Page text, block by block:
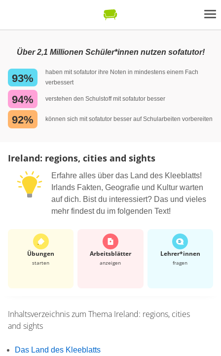
Über 2,1 Millionen Schüler*innen nutzen sofatutor!
93%
haben mit sofatutor ihre Noten in mindestens einem Fach
verbessert
94% verstehen den Schulstoff mit sofatutor besser
92% können sich mit sofatutor besser auf Schularbeiten vorbereiten
Ireland: regions, cities and sights
Erfahre alles über das Land des Kleeblatts!
Irlands Fakten, Geografie und Kultur warten
auf dich. Bist du interessiert? Das und vieles
mehr findest du im folgenden Text!
Übungen
starten
Arbeits­blätter
anzeigen
Lehrer*​innen
fragen
Inhaltsverzeichnis zum Thema Ireland: regions, cities
and sights
Das Land des Kleeblatts